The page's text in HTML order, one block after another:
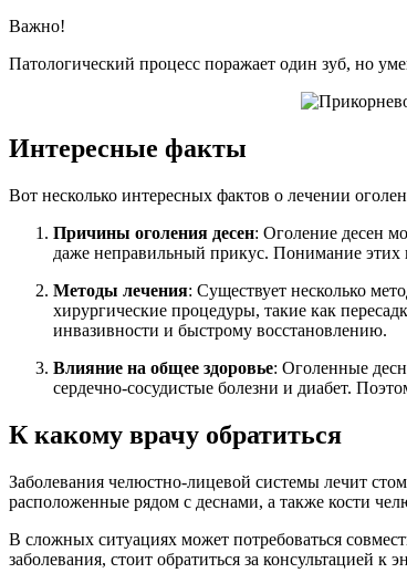
Важно!
Патологический процесс поражает один зуб, но
Интересные факты
Вот несколько интересных фактов о лечении
Причины оголения десен: Оголение десен
даже неправильный прикус. Понимание этих
Методы лечения: Существует несколько
хирургические процедуры, такие как
инвазивности и быстрому восстановлению.
Влияние на общее здоровье: Оголенные
сердечно-сосудистые болезни и диабет.
К какому врачу обратиться
Заболевания челюстно-лицевой системы лечит
расположенные рядом с деснами, а также кости
В сложных ситуациях может потребоваться
заболевания, стоит обратиться за консультацией к